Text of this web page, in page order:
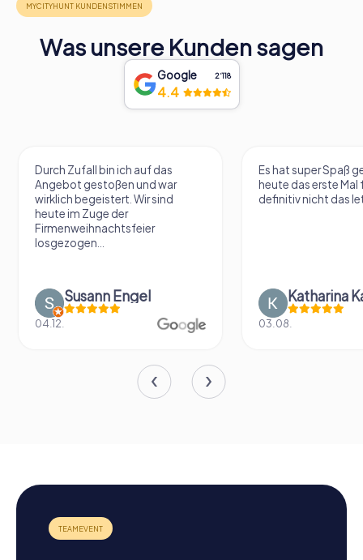
Was unsere Kunden sagen
Google 2‘118
4.4
Durch Zufall bin ich auf das
Angebot gestoßen und war
wirklich begeistert. Wir sind
heute im Zuge der
Firmenweihnachtsfeier
losgezogen...
Susann Engel
04.12.
Es hat super Spaß
heute das erste Mal
definitiv nicht das
Katharina
03.08.